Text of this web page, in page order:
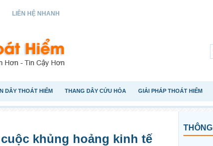
LIÊN HỆ NHANH
DÂY THOÁT HIỂM THANG DÂY CỨU HỎA GIẢI PHÁP THOÁT HIỂM
khủng hoảng kinh tế